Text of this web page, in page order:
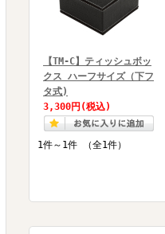
【TM-C】ティッシュボッ
クス ハーフサイズ（下フ
タ式)
3,300円 (税込)
1件～1件 （全1件）